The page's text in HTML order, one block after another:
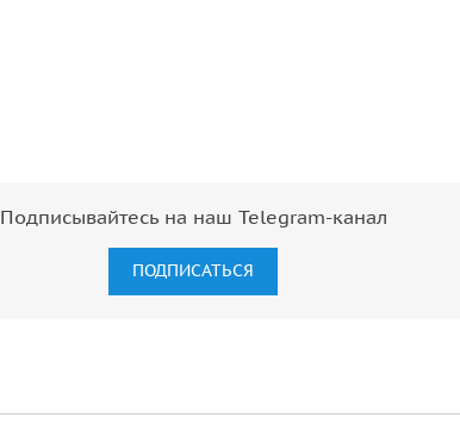
Подписывайтесь на наш Telegram-канал
ПОДПИСАТЬСЯ